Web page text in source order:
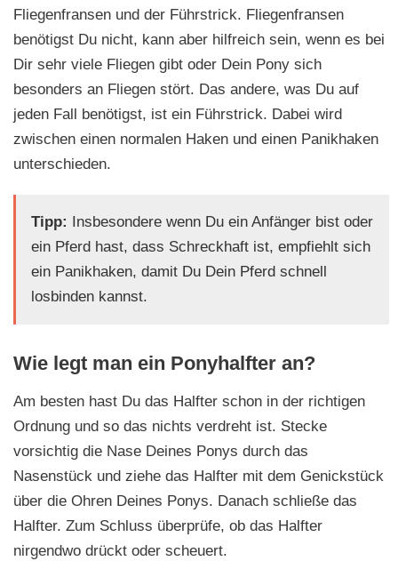
Fliegenfransen und der Führstrick. Fliegenfransen
benötigst Du nicht, kann aber hilfreich sein, wenn es bei
Dir sehr viele Fliegen gibt oder Dein Pony sich
besonders an Fliegen stört. Das andere, was Du auf
jeden Fall benötigst, ist ein Führstrick. Dabei wird
zwischen einen normalen Haken und einen Panikhaken
unterschieden.
Tipp: Insbesondere wenn Du ein Anfänger bist oder
ein Pferd hast, dass Schreckhaft ist, empfiehlt sich
ein Panikhaken, damit Du Dein Pferd schnell
losbinden kannst.
Wie legt man ein Ponyhalfter an?
Am besten hast Du das Halfter schon in der richtigen
Ordnung und so das nichts verdreht ist. Stecke
vorsichtig die Nase Deines Ponys durch das
Nasenstück und ziehe das Halfter mit dem Genickstück
über die Ohren Deines Ponys. Danach schließe das
Halfter. Zum Schluss überprüfe, ob das Halfter
nirgendwo drückt oder scheuert.